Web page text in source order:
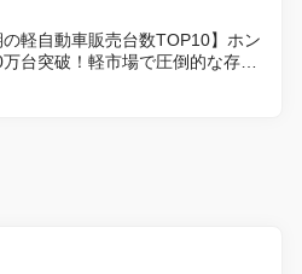
の軽自動車販売台数TOP10】ホン
台突破！軽市場で圧倒的な存在